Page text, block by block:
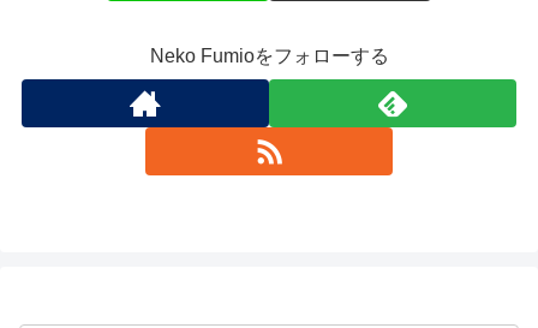
Neko Fumioをフォローする